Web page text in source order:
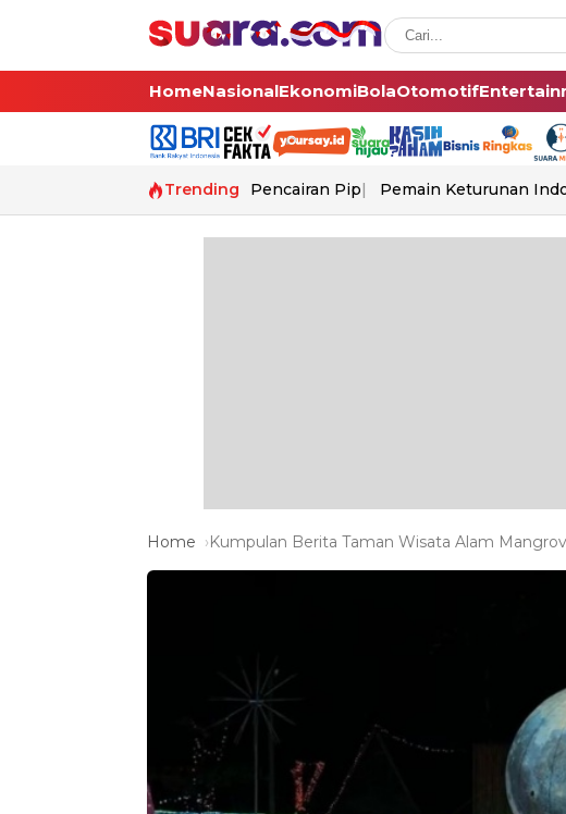
HomeNasionalEkonomiBolaOtomotif
Trending Pencairan Pip Pemain Keturunan
Home Kumpulan Berita Taman Wisata Alam